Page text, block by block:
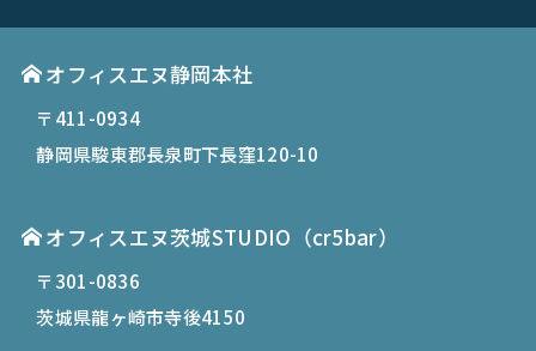
オフィスエヌ静岡本社
〒411-0934
静岡県駿東郡長泉町下長窪120-10
オフィスエヌ茨城STUDIO（cr5bar）
〒301-0836
茨城県龍ヶ崎市寺後4150